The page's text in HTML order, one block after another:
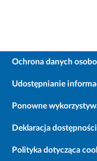
Ochrona danych
Udostępnianie
Ponowne
Deklaracja dostępności
Polityka dotycząca